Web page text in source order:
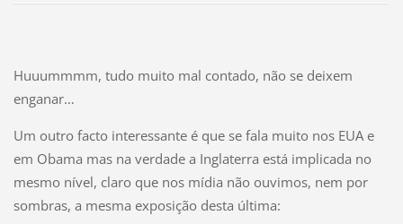
Huuummmm, tudo muito mal contado, não se deixem
enganar…
Um outro facto interessante é que se fala muito nos EUA e
em Obama mas na verdade a Inglaterra está implicada no
mesmo nível, claro que nos mídia não ouvimos, nem por
sombras, a mesma exposição desta última: